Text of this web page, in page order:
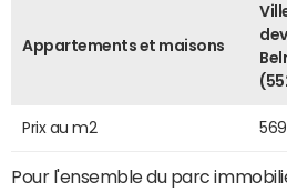
Appartements et maisons
Prix au m2
Pour l'ensemble du parc